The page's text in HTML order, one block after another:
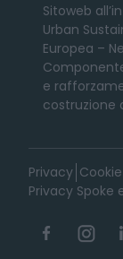
Sitoweb
Urban
Europea –
e
costruzione
Privacy Cookie
Privacy Spoke